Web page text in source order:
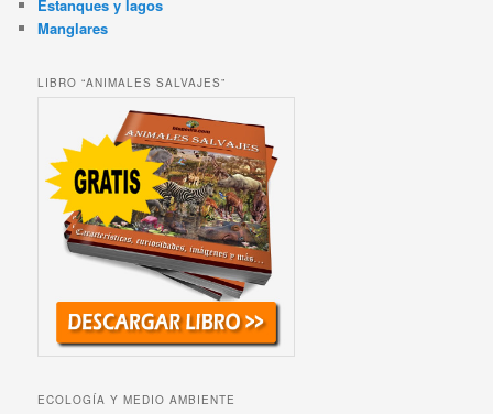
Estanques y lagos
Manglares
LIBRO “ANIMALES SALVAJES”
ECOLOGÍA Y MEDIO AMBIENTE